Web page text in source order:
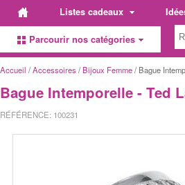
Listes cadeaux
Parcourir nos catégories
Accueil /Accessoires /Bijoux Femme/ Bague
Bague Intemporelle - Ted
RÉFÉRENCE: 100231